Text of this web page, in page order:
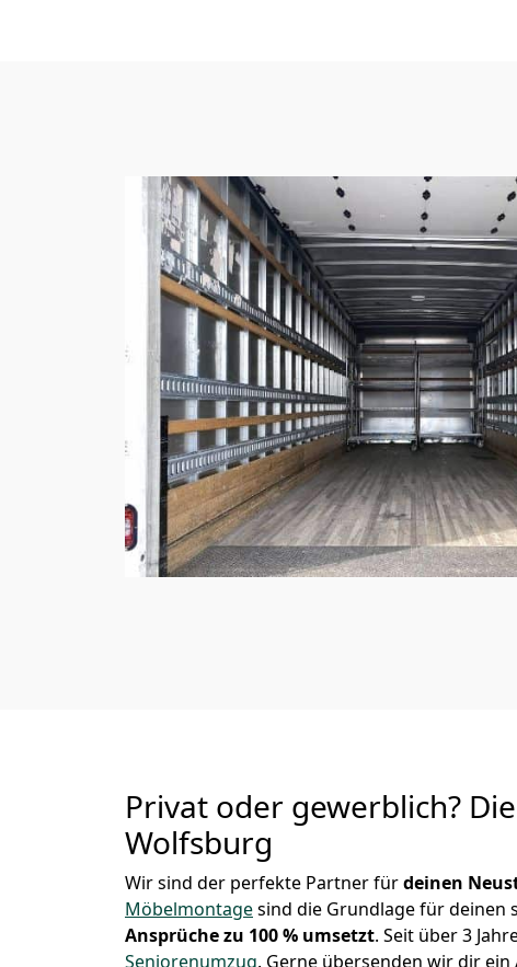
Privat oder gewerblich?
Wolfsburg
Wir sind der perfekte Partner fürdeinen
Möbelmontagesind die Grundlage für deinen
Ansprüche zu 100 % umsetzt. Seit über 3
Seniorenumzug. Gerne übersenden wir dir